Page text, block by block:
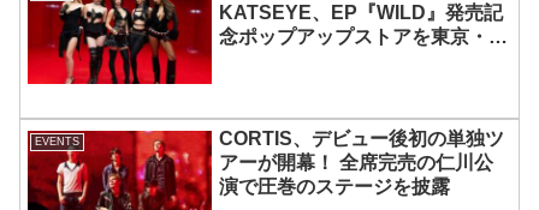
KATSEYE、EP『WILD』発売記
念ポップアップストアを東京・原
EVENTS
CORTIS、デビュー後初の単独ツ
アーが開幕！ 全席完売の仁川公
演で圧巻のステージを披露